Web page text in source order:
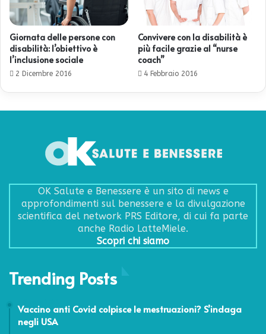
Giornata delle persone con
disabilità: l’obiettivo è
l’inclusione sociale
2 Dicembre 2016
Convivere con la disabilità è
più facile grazie al “nurse
coach”
4 Febbraio 2016
OK Salute e Benessere è un sito di news e
approfondimenti sul benessere e la divulgazione
scientifica del network PRS Editore, di cui fa parte
anche Radio LatteMiele.
Scopri chi siamo
Trending Posts
Vaccino anti Covid colpisce le mestruazioni? S’indaga
negli USA